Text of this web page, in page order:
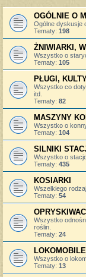
OGÓLNIE O
Ogólne dyskusje
Tematy: 198
ŻNIWIARKI,
Wszystko o
Tematy: 105
PŁUGI,
Wszystko co
itd.
Tematy: 82
MASZYNY
Wszystko o
Tematy: 104
SILNIKI
Wszystko o
Tematy: 435
KOSIARKI
Wszelkiego
Tematy: 54
Wszystko
roślin.
Tematy: 24
LOKOMOBILE
Wszystko o
Tematy: 13